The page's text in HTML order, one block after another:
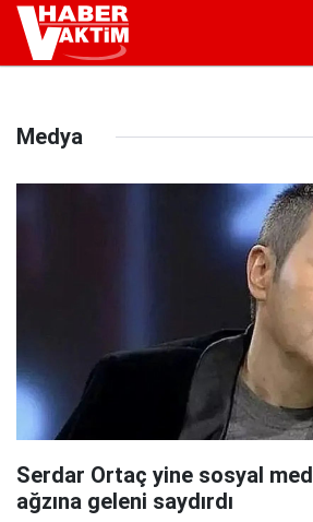
Medya
Serdar Ortaç yine sosyal
ağzına geleni saydırdı